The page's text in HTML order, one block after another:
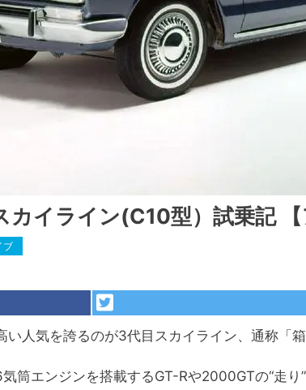
カイライン(C10型）試乗記 【
ブ
い人気を誇るのが3代目スカイライン、通称「箱
筒エンジンを搭載するGT-Rや2000GTの“走